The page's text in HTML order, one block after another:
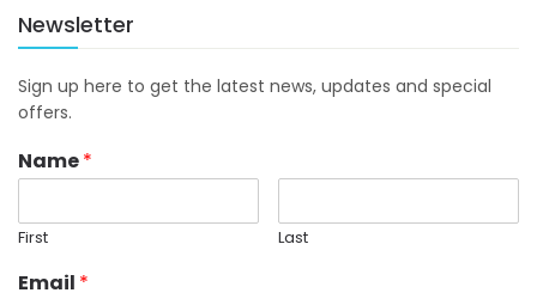
Newsletter
Sign up here to get the latest news, updates and special
offers.
Name*
First Last
Email *